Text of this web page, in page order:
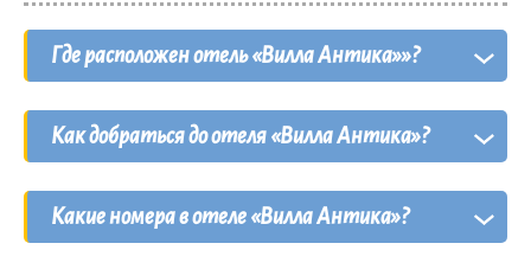
Где расположен отель «Вилла Антика»»?
Отель «Вилла Антика» расположен в
курортном селеСтрелковоенаАрабатской
Как добраться до отеля «Вилла Антика»?
Добраться до отеля «Вилла Антика» можно
как наличном транспорте, проехав вдоль
Какие номера в отеле «Вилла Антика»?